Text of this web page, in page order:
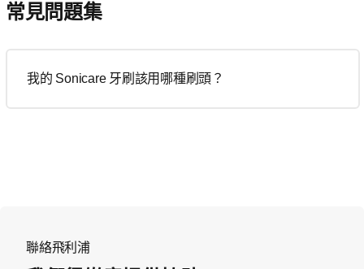
常見問題集
我的 Sonicare 牙刷該用哪種刷頭？
聯絡飛利浦